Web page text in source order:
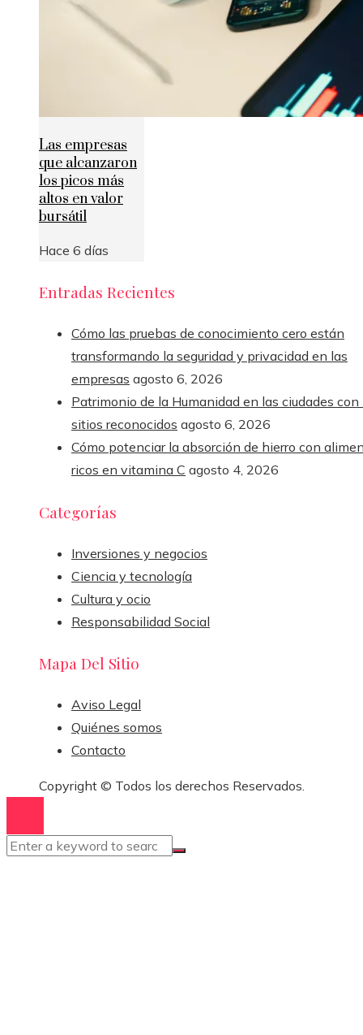
Las empresas
que alcanzaron
los picos más
altos en valor
bursátil
Hace 6 días
Entradas Recientes
Cómo las pruebas de conocimiento cero están
transformando la seguridad y privacidad en las
empresas agosto 6, 2026
Patrimonio de la Humanidad en las ciudades con
sitios reconocidos agosto 6, 2026
Cómo potenciar la absorción de hierro con
ricos en vitamina C agosto 4, 2026
Categorías
Inversiones y negocios
Ciencia y tecnología
Cultura y ocio
Responsabilidad Social
Mapa Del Sitio
Aviso Legal
Quiénes somos
Contacto
Copyright © Todos los derechos Reservados.